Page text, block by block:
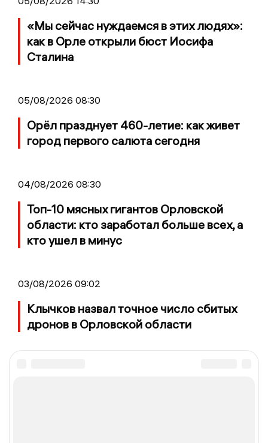
«Мы сейчас нуждаемся в этих людях»:
как в Орле открыли бюст Иосифа
Сталина
05/08/2026 08:30
Орёл празднует 460-летие: как живет
город первого салюта сегодня
04/08/2026 08:30
Топ-10 мясных гигантов Орловской
области: кто заработал больше всех, а
кто ушел в минус
03/08/2026 09:02
Клычков назвал точное число сбитых
дронов в Орловской области